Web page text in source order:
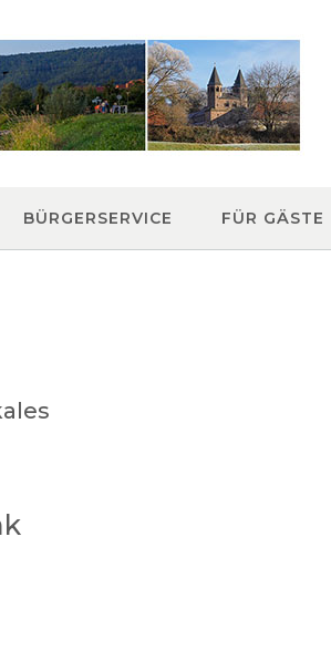
BÜRGERSERVICE FÜR GÄSTE